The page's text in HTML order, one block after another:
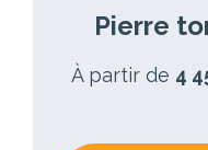
Pierre
À partir de 4